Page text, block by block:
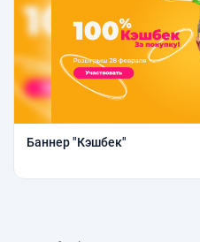
Баннер "Кэшбек"